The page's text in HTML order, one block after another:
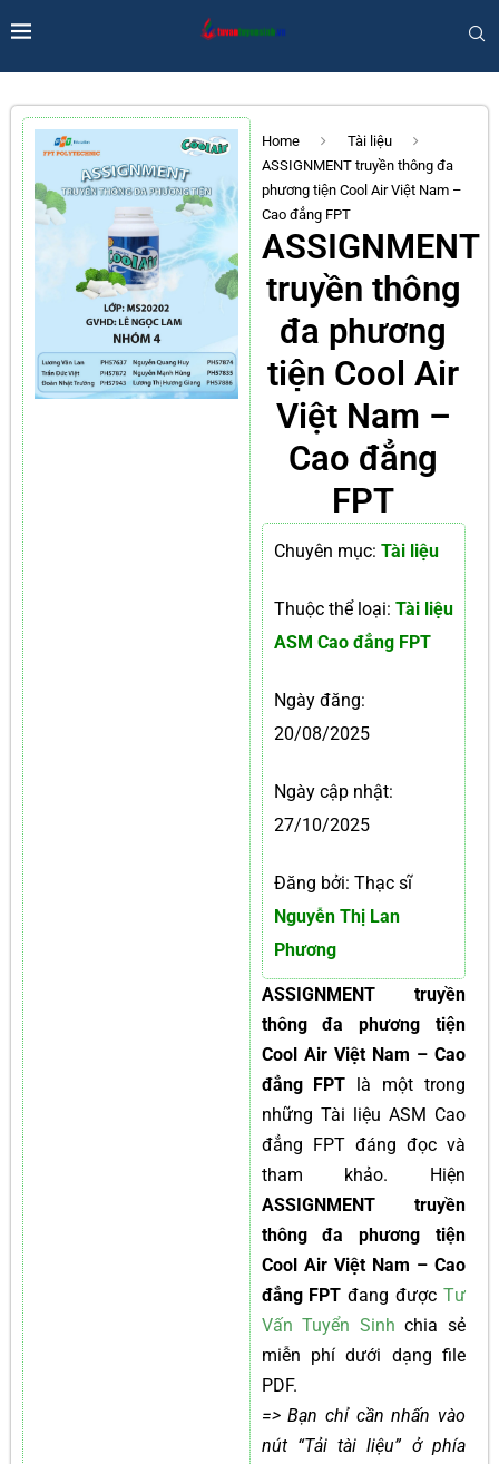
Home
Tài liệu
ASSIGNMENT truyền thông đa
phương tiện Cool Air Việt Nam –
Cao đẳng FPT
ASSIGNMENT
truyền thông
đa phương
tiện Cool Air
Việt Nam –
Cao đẳng
FPT
Chuyên mục: Tài liệu
Thuộc thể loại: Tài liệu
ASM Cao đẳng FPT
Ngày đăng:
20/08/2025
Ngày cập nhật:
27/10/2025
Đăng bởi: Thạc sĩ
Nguyễn Thị Lan
Phương
ASSIGNMENT truyền
thông đa phương tiện
Cool Air Việt Nam – Cao
đẳng FPT là một trong
những Tài liệu ASM Cao
đẳng FPT đáng đọc và
tham khảo. Hiện
ASSIGNMENT truyền
thông đa phương tiện
Cool Air Việt Nam – Cao
đẳng FPTđang được Tư
Vấn Tuyển Sinh chia sẻ
miễn phí dưới dạng file
PDF.
=> Bạn chỉ cần nhấn vào
nút “Tải tài liệu” ở phía